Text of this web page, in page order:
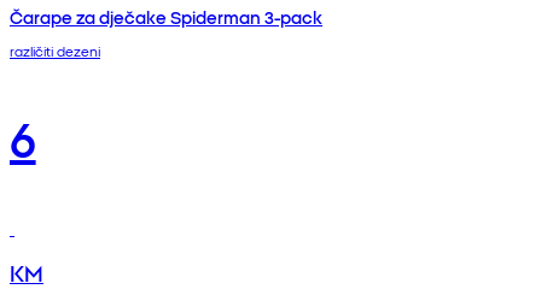
Čarape za dječake Spiderman 3-pack
različiti dezeni
6
KM